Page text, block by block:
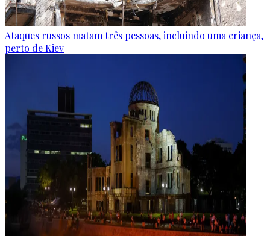
Ataques russos matam três pessoas, incluindo uma criança,
perto de Kiev